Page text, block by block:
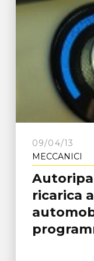
09/04/13
MECCANICI
ricarica